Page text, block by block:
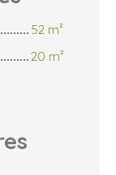
52 m²
20 m²